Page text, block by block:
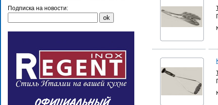
Подписка на новости: